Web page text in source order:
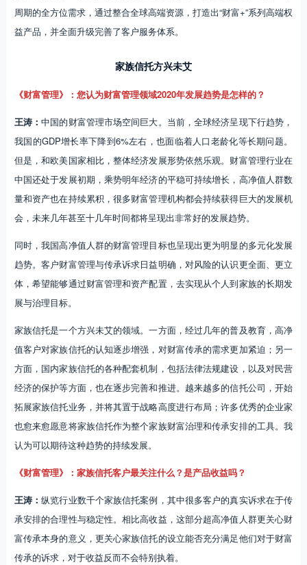
周期的全方位需求，通过整合全球高端资源，打造出“财富+”系列高端权
益产品，并全面升级完善了客户服务体系。
家族信托方兴未艾
《财富管理》：您认为财富管理领域2020年发展趋势是怎样的？
王涛：中国的财富管理市场空间巨大。当前，全球经济呈现下行趋势，
我国的GDP增长率下降到6%左右，也面临着人口老龄化等长期问题。
但是，和欧美国家相比，整体经济发展形势依然乐观。财富管理行业在
中国还处于发展初期，乘势明年经济的平稳可持续增长，高净值人群数
量和资产也在持续累积，很多财富管理机构都会持续获得巨大的发展机
会，未来几年甚至十几年时间都将呈现出非常好的发展趋势。
同时，我国高净值人群的财富管理目标也呈现出更为明显的多元化发展
趋势。客户财富管理与传承诉求日益明确，对风险的认识更全面、更立
体，希望能够通过财富管理和资产配置，去实现从个人到家族的长期发
展与治理目标。
家族信托是一个方兴未艾的领域。一方面，经过几年的普及教育，高净
值客户对家族信托的认知逐步增强，对财富传承的需求更加紧迫；另一
方面，国内家族信托的各种配套机制，包括法律法规建设，以及对民营
经济的保护等方面，也在逐步完善和推进。越来越多的信托公司，开始
拓展家族信托业务，并将其置于战略高度进行布局；许多优秀的企业家
也愈来愈愿意将家族信托作为整个家族财富治理和传承安排的工具。我
认为可以期待这种趋势的持续发展。
《财富管理》：家族信托客户最关注什么？是产品收益吗？
王涛：纵览行业数千个家族信托案例，其中很多客户的真实诉求在于传
承安排的合理性与稳定性。相比高收益，这部分超高净值人群更关心财
富传承本身的意义，更关心家族信托的设立能否充分满足他们对于财富
传承的诉求，对于收益反而不会特别执着。